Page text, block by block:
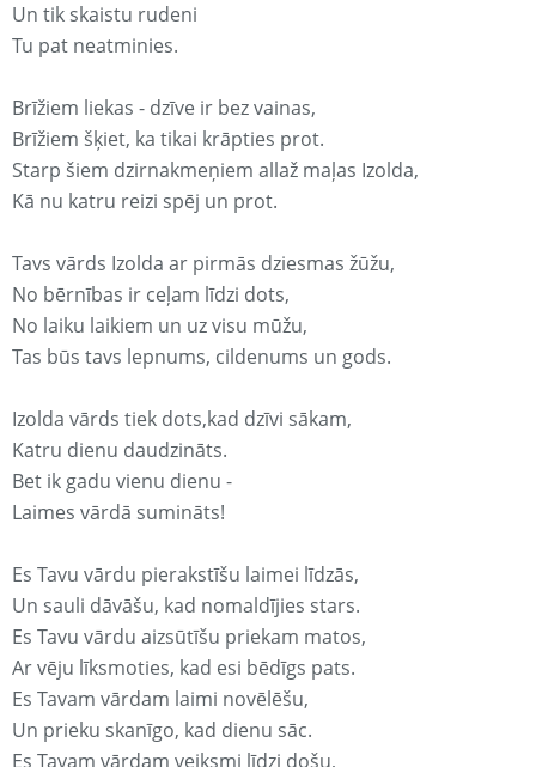
Un tik skaistu rudeni
Tu pat neatminies.
Brīžiem liekas - dzīve ir bez vainas,
Brīžiem šķiet, ka tikai krāpties prot.
Starp šiem dzirnakmeņiem allaž maļas Izolda,
Kā nu katru reizi spēj un prot.
Tavs vārds Izolda ar pirmās dziesmas žūžu,
No bērnības ir ceļam līdzi dots,
No laiku laikiem un uz visu mūžu,
Tas būs tavs lepnums, cildenums un gods.
Izolda vārds tiek dots,kad dzīvi sākam,
Katru dienu daudzināts.
Bet ik gadu vienu dienu -
Laimes vārdā sumināts!
Es Tavu vārdu pierakstīšu laimei līdzās,
Un sauli dāvāšu, kad nomaldījies stars.
Es Tavu vārdu aizsūtīšu priekam matos,
Ar vēju līksmoties, kad esi bēdīgs pats.
Es Tavam vārdam laimi novēlēšu,
Un prieku skanīgo, kad dienu sāc.
Es Tavam vārdam veiksmi līdzi došu,